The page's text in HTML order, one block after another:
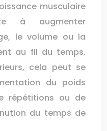
musculaire
à augmenter
le volume ou la
au fil du temps.
cela peut se
du poids
répétitions ou de
du temps de